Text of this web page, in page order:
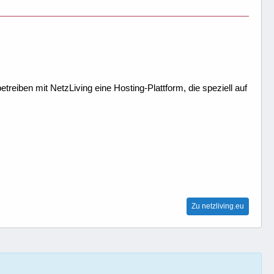
mit NetzLiving eine Hosting-Plattform, die speziell auf
Zu netzliving.eu